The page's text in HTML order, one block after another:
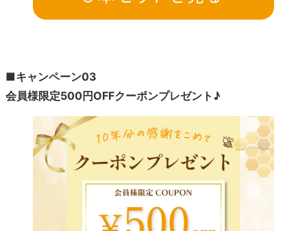
■キャンペーン03
会員様限定500円OFFクーポンプレゼント♪